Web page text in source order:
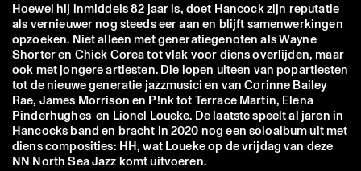
Hoewel hij inmiddels 82 jaar is, doet Hancock zijn reputatie
als vernieuwer nog steeds eer aan en blijft samenwerkingen
opzoeken. Niet alleen met generatiegenoten als Wayne
Shorter en Chick Corea tot vlak voor diens overlijden, maar
ook met jongere artiesten. Die lopen uiteen van popartiesten
tot de nieuwe generatie jazzmusici en van Corinne Bailey
Rae, James Morrison en P!nk tot Terrace Martin, Elena
Pinderhughes en Lionel Loueke. De laatste speelt al jaren in
Hancocks band en bracht in 2020 nog een soloalbum uit met
diens composities: HH, wat Loueke op de vrijdag van deze
NN North Sea Jazz komt uitvoeren.